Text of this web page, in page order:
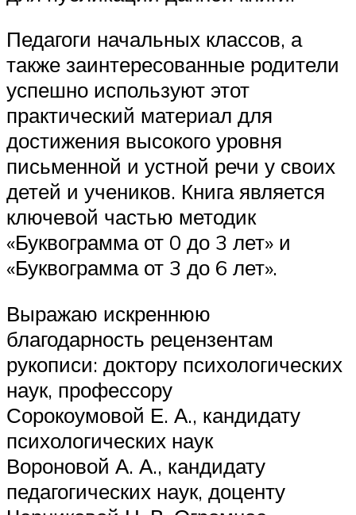
Педагоги начальных классов, а
также заинтересованные родители
успешно используют этот
практический материал для
достижения высокого уровня
письменной и устной речи у своих
детей и учеников. Книга является
ключевой частью методик
«Буквограмма от 0 до 3 лет» и
«Буквограмма от 3 до 6 лет».
Выражаю искреннюю
благодарность рецензентам
рукописи: доктору психологических
наук, профессору
Сорокоумовой Е. А., кандидату
психологических наук
Вороновой А. А., кандидату
педагогических наук, доценту